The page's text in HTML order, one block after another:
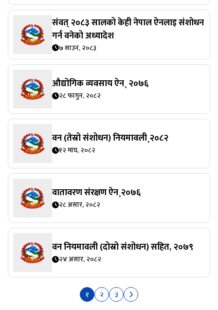
संवत् २०८३ सालको केही नेपाल ऐनलाइ संशोधन
गर्न वनेको अध्यादेश
७ साउन, २०८३
औद्योगिक व्यवसाय ऐन¸ २०७६
२८ फागुन, २०८२
वन (तेस्रो संशोधन) नियमावली¸२०८२
१२ माघ, २०८२
वातावरण संरक्षण ऐन¸२०७६
२८ असार, २०८२
वन नियमावली (दोस्रो संशोधन) सहित, २०७९
२४ असार, २०८२
१ २ ३